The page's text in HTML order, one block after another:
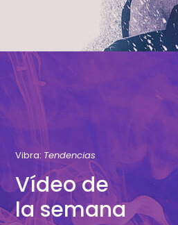
Vibra: Tendencias
Vídeo de
la semana